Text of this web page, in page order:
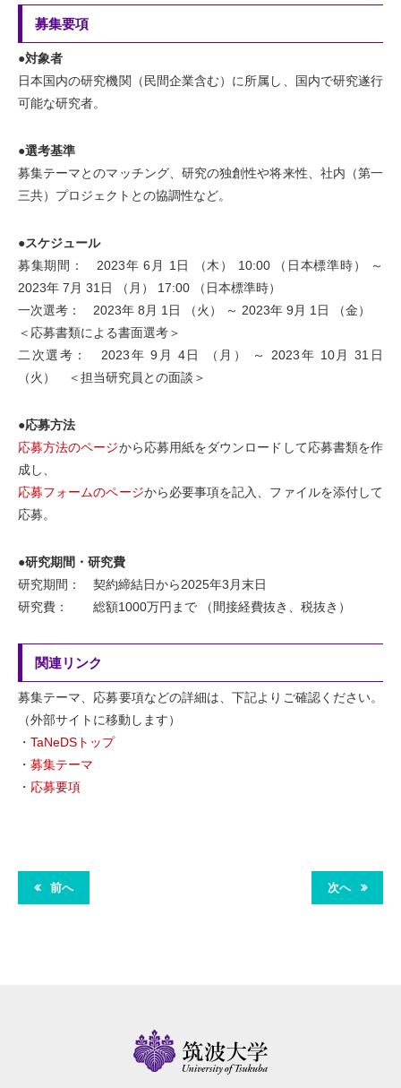
募集要項
●対象者
日本国内の研究機関（民間企業含む）に所属し、国内で研究遂行
可能な研究者。
●選考基準
募集テーマとのマッチング、研究の独創性や将来性、社内（第一
三共）プロジェクトとの協調性など。
●スケジュール
募集期間： 2023年 6月 1日 （木） 10:00 （日本標準時） ～
2023年 7月 31日 （月） 17:00 （日本標準時）
一次選考： 2023年 8月 1日 （火） ～ 2023年 9月 1日 （金）
＜応募書類による書面選考＞
二次選考： 2023年 9月 4日 （月） ～ 2023年 10月 31日
（火） ＜担当研究員との面談＞
●応募方法
応募方法のページから応募用紙をダウンロードして応募書類を作
成し、
応募フォームのページから必要事項を記入、ファイルを添付して
応募。
●研究期間・研究費
研究期間： 契約締結日から2025年3月末日
研究費： 総額1000万円まで （間接経費抜き、税抜き）
関連リンク
募集テーマ、応募要項などの詳細は、下記よりご確認ください。
（外部サイトに移動します）
・ TaNeDSトップ
・ 募集テーマ
・ 応募要項
前へ 次へ